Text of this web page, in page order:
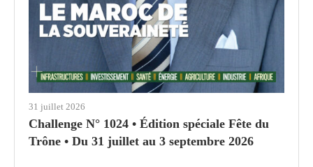
31 juillet 2026
Challenge N° 1024 • Édition spéciale Fête du
Trône • Du 31 juillet au 3 septembre 2026